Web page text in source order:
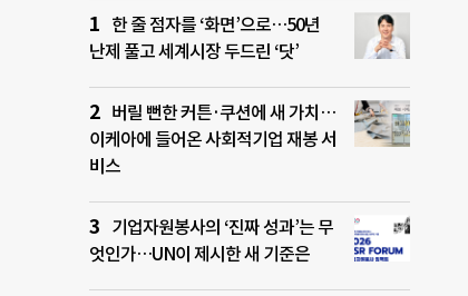
한 줄 점자를 ‘화면’으로…50년
난제 풀고 세계시장 두드린 ‘닷’
버릴 뻔한 커튼·쿠션에 새 가치…
이케아에 들어온 사회적기업 재봉 서
비스
기업자원봉사의 ‘진짜 성과’는 무
엇인가…UN이 제시한 새 기준은